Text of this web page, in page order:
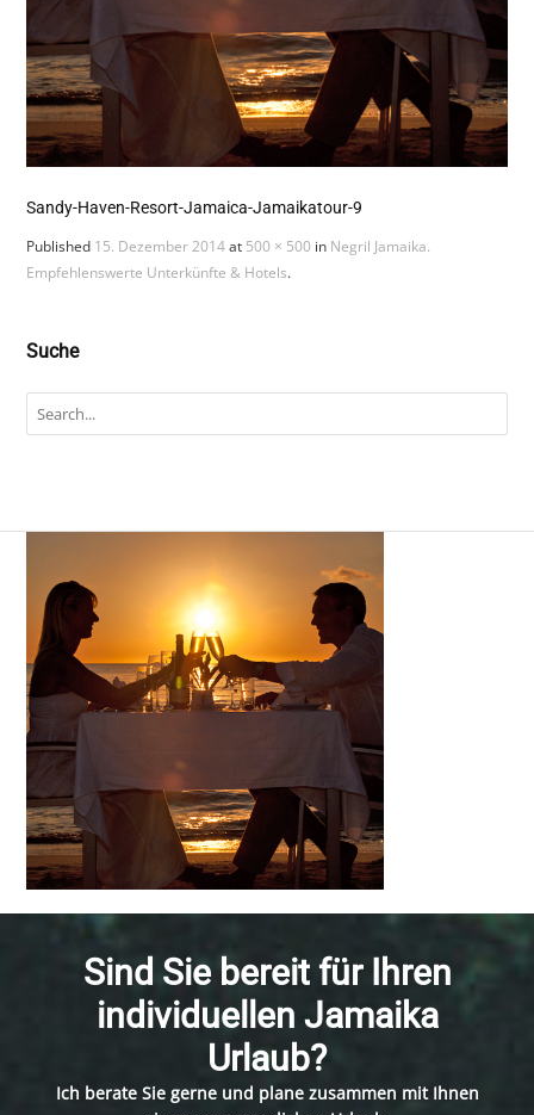
Sandy-Haven-Resort-Jamaica-Jamaikatour-9
Published 15. Dezember 2014at 500 × 500 in Negril Jamaika.
Empfehlenswerte Unterkünfte & Hotels.
Suche
Sind Sie bereit für Ihren
individuellen Jamaika
Urlaub?
Ich berate Sie gerne und plane zusammen mit Ihnen